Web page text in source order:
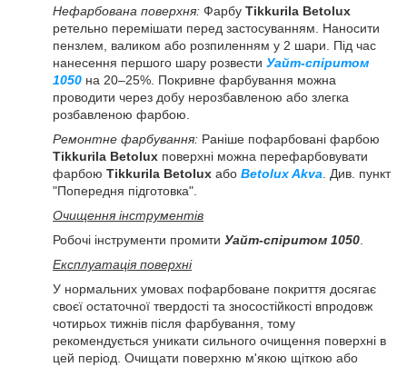
Нефарбована поверхня: Фарбу Tikkurila Betolux
ретельно перемішати перед застосуванням. Наносити
пензлем, валиком або розпиленням у 2 шари. Під час
нанесення першого шару розвести Уайт-спіритом
1050 на 20–25%. Покривне фарбування можна
проводити через добу нерозбавленою або злегка
розбавленою фарбою.
Ремонтне фарбування: Раніше пофарбовані фарбою
Tikkurila Betolux поверхні можна перефарбовувати
фарбою Tikkurila Betolux або Betolux Akva. Див. пункт
"Попередня підготовка".
Очищення інструментів
Робочі інструменти промити Уайт-спіритом 1050.
Експлуатація поверхні
У нормальних умовах пофарбоване покриття досягає
своєї остаточної твердості та зносостійкості впродовж
чотирьох тижнів після фарбування, тому
рекомендується уникати сильного очищення поверхні в
цей період. Очищати поверхню м'якою щіткою або